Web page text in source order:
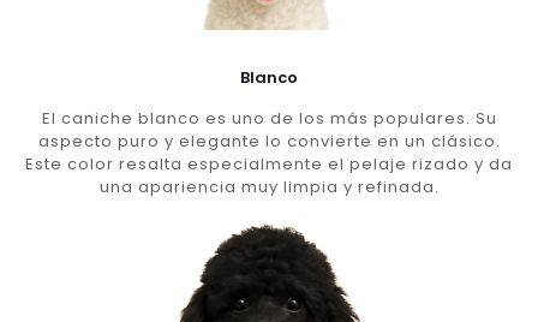
Blanco
El caniche blanco es uno de los más populares. Su
aspecto puro y elegante lo convierte en un clásico.
Este color resalta especialmente el pelaje rizado y da
una apariencia muy limpia y refinada.